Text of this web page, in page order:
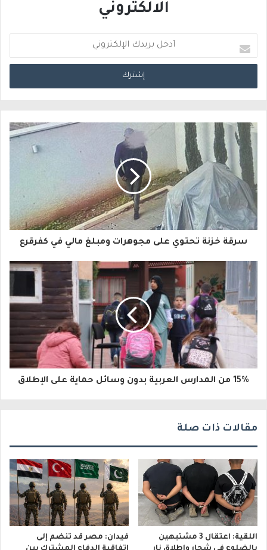
الالكتروني
د
خ
ب
د
ك
ا
ل
ك
ت
ر
ن
سرقة خزنة تحتوي على مجوهرات ومبلغ مالي في كفرقرع
15% من المدارس العربية بدون وسائل حماية على الإطلاق
مقالات ذات صلة
اللقية: اعتقال 3 مشتبهين
فيدان: مصر قد تنضم إلى